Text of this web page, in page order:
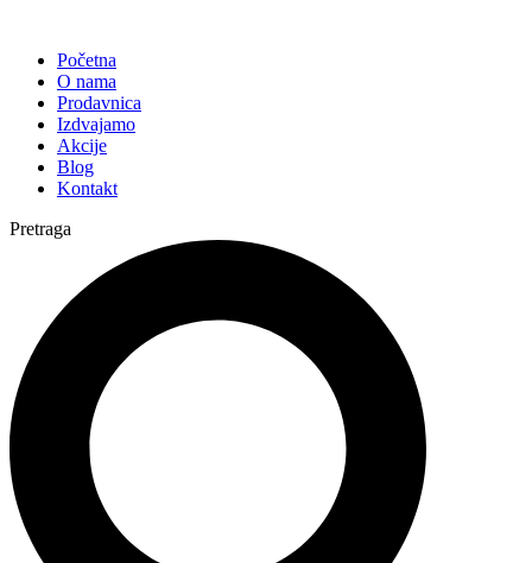
Početna
O nama
Prodavnica
Izdvajamo
Akcije
Blog
Kontakt
Pretraga